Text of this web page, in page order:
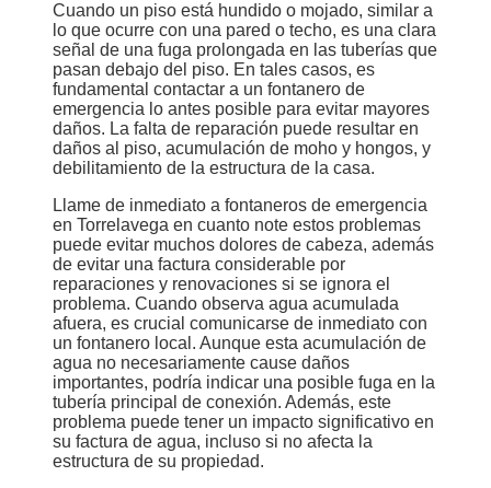
Cuando un piso está hundido o mojado, similar a
lo que ocurre con una pared o techo, es una clara
señal de una fuga prolongada en las tuberías que
pasan debajo del piso. En tales casos, es
fundamental contactar a un fontanero de
emergencia lo antes posible para evitar mayores
daños. La falta de reparación puede resultar en
daños al piso, acumulación de moho y hongos, y
debilitamiento de la estructura de la casa.
Llame de inmediato a fontaneros de emergencia
en Torrelavega en cuanto note estos problemas
puede evitar muchos dolores de cabeza, además
de evitar una factura considerable por
reparaciones y renovaciones si se ignora el
problema. Cuando observa agua acumulada
afuera, es crucial comunicarse de inmediato con
un fontanero local. Aunque esta acumulación de
agua no necesariamente cause daños
importantes, podría indicar una posible fuga en la
tubería principal de conexión. Además, este
problema puede tener un impacto significativo en
su factura de agua, incluso si no afecta la
estructura de su propiedad.